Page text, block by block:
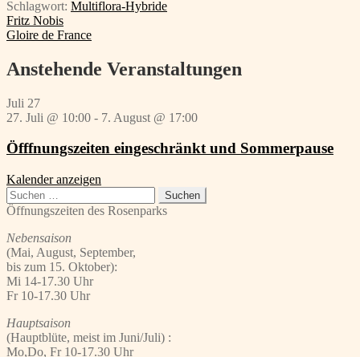
Schlagwort: Multiflora-Hybride
Beitragsnavigation
Vorheriger
Beitrag:
Fritz Nobis
Nächster
Gloire de France
Anstehende Veranstaltungen
Juli 27
27. Juli @ 10:00 - 7. August @ 17:00
Öfffnungszeiten eingeschränkt und Sommerpause
Kalender anzeigen
Suchen
nach:
Öffnungszeiten des Rosenparks
Nebensaison
(Mai, August, September,
bis zum 15. Oktober):
Mi 14-17.30 Uhr
Fr 10-17.30 Uhr
Hauptsaison
(Hauptblüte, meist im Juni/Juli) :
Mo,Do, Fr 10-17.30 Uhr